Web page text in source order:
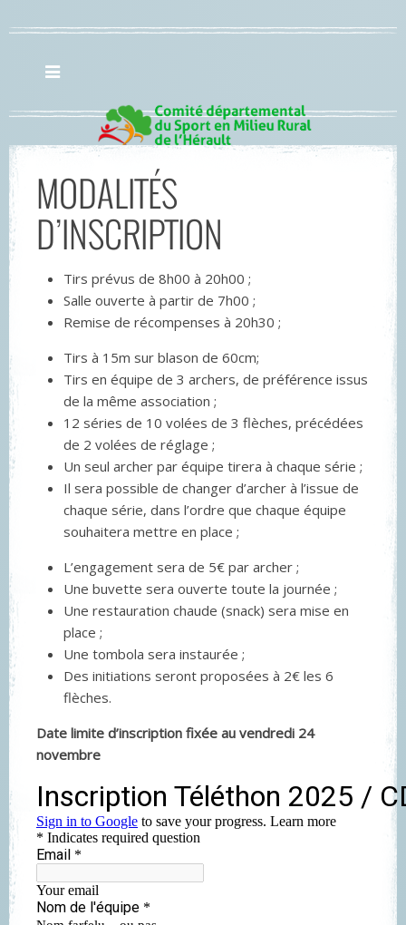
MODALITÉS
D’INSCRIPTION
Tirs prévus de 8h00 à 20h00 ;
Salle ouverte à partir de 7h00 ;
Remise de récompenses à 20h30 ;
Tirs à 15m sur blason de 60cm;
Tirs en équipe de 3 archers, de préférence issus
de la même association ;
12 séries de 10 volées de 3 flèches, précédées
de 2 volées de réglage ;
Un seul archer par équipe tirera à chaque série ;
Il sera possible de changer d’archer à l’issue de
chaque série, dans l’ordre que chaque équipe
souhaitera mettre en place ;
L’engagement sera de 5€ par archer ;
Une buvette sera ouverte toute la journée ;
Une restauration chaude (snack) sera mise en
place ;
Une tombola sera instaurée ;
Des initiations seront proposées à 2€ les 6
flèches.
Date limite d’inscription fixée au vendredi 24
novembre